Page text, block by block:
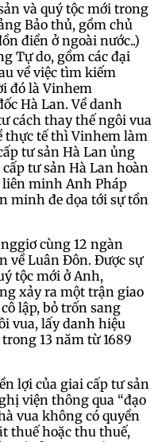
và quý tộc mới trong
Bảo thủ, gồm chủ
điền ở ngoài nước..)
Tự do, gồm các đại
về việc tìm kiếm
đó là Vinhem
Hà Lan. Về danh
cách thay thế ngôi vua
thực tế thì Vinhem làm
tư sản Hà Lan ủng
tư sản Hà Lan hoàn
minh Anh Pháp
minh đe dọa tới sự tồn
cùng 12 ngàn
về Luân Đôn. Được sự
tộc mới ở Anh,
xảy ra một trận giao
lập, bỏ trốn sang
vua, lấy danh hiệu
13 năm từ 1689
lợi của giai cấp tư sản
viện thông qua “đạo
vua không có quyền
thuế hoặc thu thuế,